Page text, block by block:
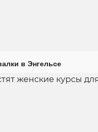
в Энгельсе